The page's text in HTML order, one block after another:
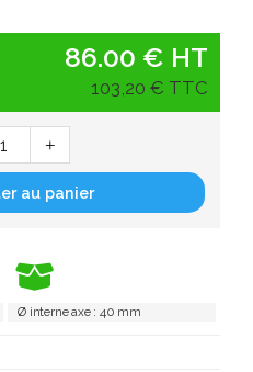
Ø interne axe : 40 mm
86.00 € HT
103,20 € TTC
au panier